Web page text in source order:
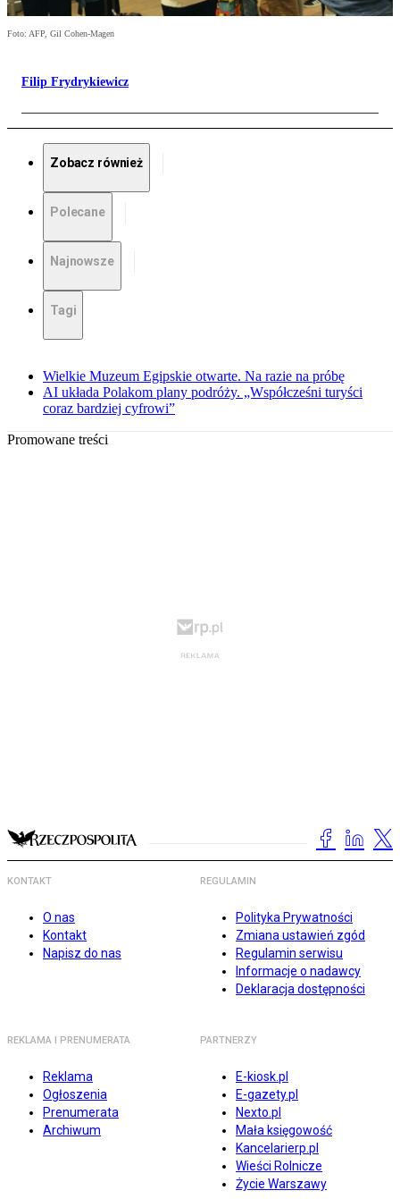
Foto: AFP, Gil Cohen-Magen
Filip Frydrykiewicz
Zobacz również
Polecane
Najnowsze
Tagi
Wielkie Muzeum Egipskie otwarte. Na razie na próbę
AI układa Polakom plany podróży. „Współcześni turyści
coraz bardziej cyfrowi”
Promowane treści
KONTAKT
O nas
Kontakt
Napisz do nas
REGULAMIN
Polityka Prywatności
Zmiana ustawień zgód
Regulamin serwisu
Informacje o nadawcy
Deklaracja dostępności
REKLAMA I PRENUMERATA
Reklama
Ogłoszenia
Prenumerata
Archiwum
PARTNERZY
E-kiosk.pl
E-gazety.pl
Nexto.pl
Mała księgowość
Kancelarierp.pl
Wieści Rolnicze
Życie Warszawy